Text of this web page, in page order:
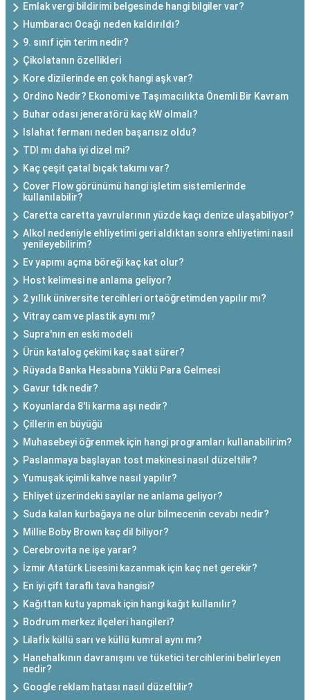
Emlak vergi bildirimi belgesinde hangi bilgiler var?
Humbaracı Ocağı neden kaldırıldı?
9. sınıf için terim nedir?
Çikolatanın özellikleri
Kore dizilerinde en çok hangi aşk var?
Ordino Nedir? Ekonomi ve Taşımacılıkta Önemli Bir Kavram
Buhar odası jeneratörü kaç kW olmalı?
Islahat fermanı neden başarısız oldu?
TDI mı daha iyi dizel mi?
Kaç çeşit çatal bıçak takımı var?
Cover Flow görünümü hangi işletim sistemlerinde
kullanılabilir?
Caretta caretta yavrularının yüzde kaçı denize ulaşabiliyor?
Alkol nedeniyle ehliyetimi geri aldıktan sonra ehliyetimi nasıl
yenileyebilirim?
Ev yapımı açma böreği kaç kat olur?
Host kelimesi ne anlama geliyor?
2 yıllık üniversite tercihleri ortaöğretimden yapılır mı?
Vitray cam ve plastik aynı mı?
Supra'nın en eski modeli
Ürün katalog çekimi kaç saat sürer?
Rüyada Banka Hesabına Yüklü Para Gelmesi
Gavur tdk nedir?
Koyunlarda 8'li karma aşı nedir?
Çillerin en büyüğü
Muhasebeyi öğrenmek için hangi programları kullanabilirim?
Paslanmaya başlayan tost makinesi nasıl düzeltilir?
Yumuşak içimli kahve nasıl yapılır?
Ehliyet üzerindeki sayılar ne anlama geliyor?
Suda kalan kurbağaya ne olur bilmecenin cevabı nedir?
Millie Boby Brown kaç dil biliyor?
Cerebrovita ne işe yarar?
İzmir Atatürk Lisesini kazanmak için kaç net gerekir?
En iyi çift taraflı tava hangisi?
Kağıttan kutu yapmak için hangi kağıt kullanılır?
Bodrum merkez ilçeleri hangileri?
Lilafİx küllü sarı ve küllü kumral aynı mı?
Hanehalkının davranışını ve tüketici tercihlerini belirleyen
nedir?
Google reklam hatası nasıl düzeltilir?